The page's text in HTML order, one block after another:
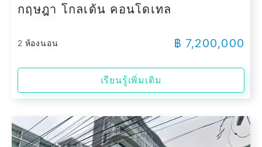
กฤษฎา โกลเด้น คอนโดเทล
2 ห้องนอน ฿ 7,200,000
เรียนรู้เพิ่มเติม